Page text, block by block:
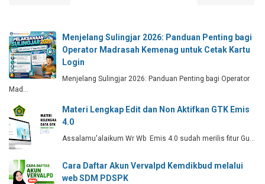
Menjelang Sulingjar 2026: Panduan Penting bagi
Operator Madrasah Kemenag untuk Cetak Kartu
Login
Menjelang Sulingjar 2026: Panduan Penting bagi Operator
Mad…
Materi Lengkap Edit dan Non Aktifkan GTK Emis
4.0
Assalamu'alaikum Wr Wb Emis 4.0 sudah merilis fitur Gu…
Cara Daftar Akun Vervalpd Kemdikbud melalui
web SDM PDSPK